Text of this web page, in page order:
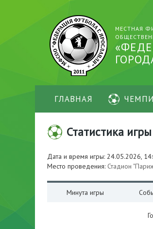
МЕСТНАЯ
ГЛАВНАЯ
Статистика
Дата и время игры: 24.05.2026,
Место проведения: Стадион
Минута игры